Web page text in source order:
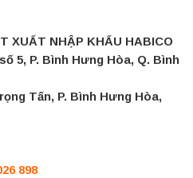
XUẤT NHẬP KHẨU HABICO
5, P. Bình Hưng Hòa, Q. Bình
Tấn, P. Bình Hưng Hòa,
898